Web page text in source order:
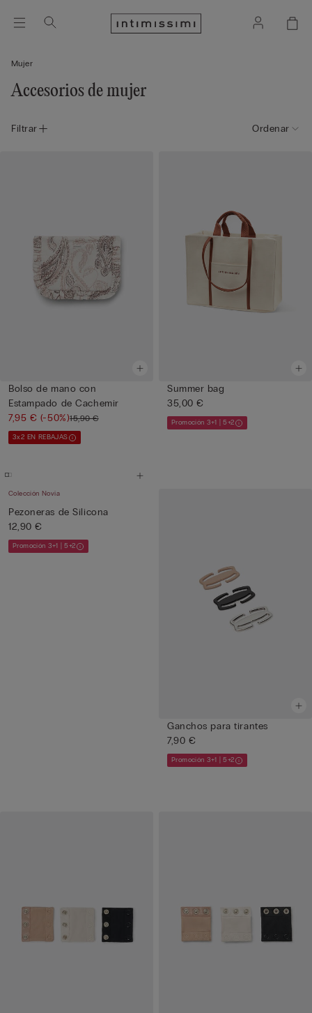
Mujer
Accesorios de mujer
Filtrar Ordenar
Bolso de mano con
Estampado de Cachemir
7,95 € (-50%)15,90 €
3x2 EN REBAJAS
Summer bag
35,00 €
Promoción 3+1 | 5+2
Colección Novia
Pezoneras de Silicona
12,90 €
Promoción 3+1 | 5+2
Ganchos para tirantes
7,90 €
Promoción 3+1 | 5+2